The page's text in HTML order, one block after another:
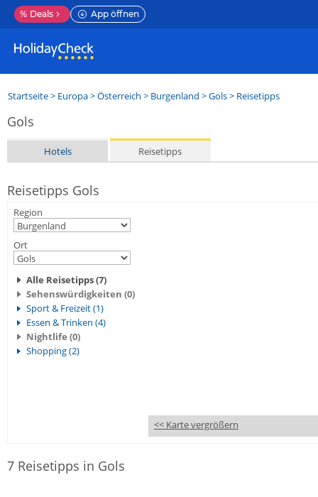
% Deals App öffnen
Startseite> Europa>Österreich > Burgenland >Gols> Reisetipps
Gols
Hotels Reisetipps
Reisetipps Gols
Region
Ort
Alle Reisetipps (7)
Sehenswürdigkeiten (0)
Sport & Freizeit (1)
Essen & Trinken (4)
Nightlife (0)
Shopping (2)
<< Karte vergrößern
7 Reisetipps in Gols